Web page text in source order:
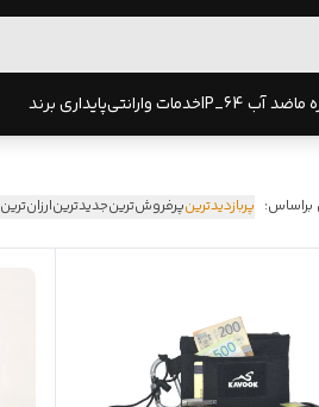
ماضد آب IP_64 خدمات وارانتیپایداری برند
براساس: پربازدیدترینپرفروش‌ترینجدیدترینارزان‌ترین